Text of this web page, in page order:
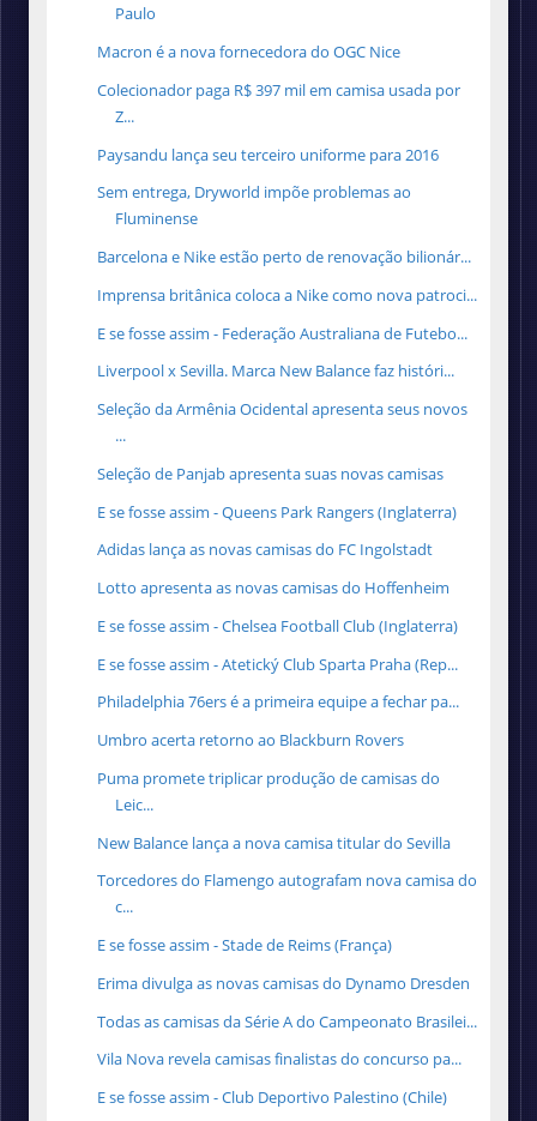
Paulo
Macron é a nova fornecedora do OGC Nice
Colecionador paga R$ 397 mil em camisa usada por
Z...
Paysandu lança seu terceiro uniforme para 2016
Sem entrega, Dryworld impõe problemas ao
Fluminense
Barcelona e Nike estão perto de renovação bilionár...
Imprensa britânica coloca a Nike como nova patroci...
E se fosse assim - Federação Australiana de Futebo...
Liverpool x Sevilla. Marca New Balance faz históri...
Seleção da Armênia Ocidental apresenta seus novos
...
Seleção de Panjab apresenta suas novas camisas
E se fosse assim - Queens Park Rangers (Inglaterra)
Adidas lança as novas camisas do FC Ingolstadt
Lotto apresenta as novas camisas do Hoffenheim
E se fosse assim - Chelsea Football Club (Inglaterra)
E se fosse assim - Atetický Club Sparta Praha (Rep...
Philadelphia 76ers é a primeira equipe a fechar pa...
Umbro acerta retorno ao Blackburn Rovers
Puma promete triplicar produção de camisas do
Leic...
New Balance lança a nova camisa titular do Sevilla
Torcedores do Flamengo autografam nova camisa do
c...
E se fosse assim - Stade de Reims (França)
Erima divulga as novas camisas do Dynamo Dresden
Todas as camisas da Série A do Campeonato Brasilei...
Vila Nova revela camisas finalistas do concurso pa...
E se fosse assim - Club Deportivo Palestino (Chile)